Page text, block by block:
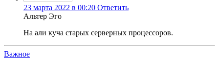
23 марта 2022 в 00:20 Ответить
Альтер Эго
На али куча старых серверных процессоров.
Важное